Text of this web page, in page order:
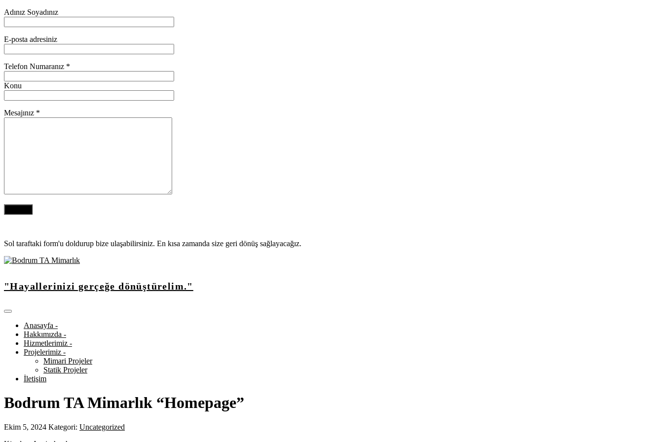
Adınız Soyadınız
E-posta adresiniz
Telefon Numaranız *
Konu
Mesajınız *
Sol taraftaki form'u doldurup bize ulaşabilirsiniz. En kısa zamanda size geri dönüş sağlayacağız.
"Hayallerinizi gerçeğe dönüştürelim."
Anasayfa -
Hakkımızda -
Hizmetlerimiz -
Projelerimiz -
Mimari Projeler
Statik Projeler
İletişim
Bodrum TA Mimarlık “Homepage”
Ekim 5, 2024 Kategori: Uncategorized